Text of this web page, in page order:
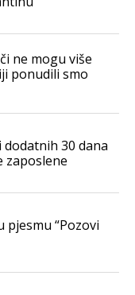
ne mogu više
ponudili smo
dodatnih 30 dana
zaposlene
pjesmu “Pozovi